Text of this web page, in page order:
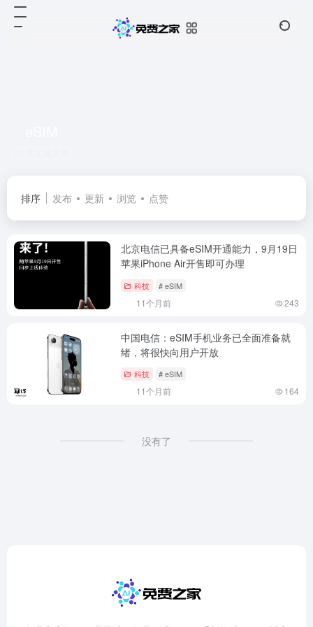
排序 发布 更新 浏览 点赞
北京电信已具备eSIM开通能力，9月19日
苹果iPhone Air开售即可办理
科技 # eSIM
11个月前 243
中国电信：eSIM手机业务已全面准备就
绪，将很快向用户开放
科技 # eSIM
11个月前 164
没有了